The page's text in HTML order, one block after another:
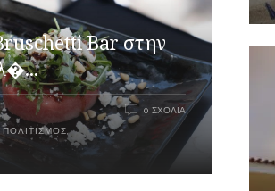
Bar στην
ΠΟΛΙΤΙΣΜΌΣ ,
0 ΣΧΌΛΙΑ